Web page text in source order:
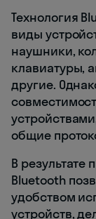
Технология
виды
наушники,
клавиатуры,
другие.
общие
В результате
Bluetooth
удобством
устройств,